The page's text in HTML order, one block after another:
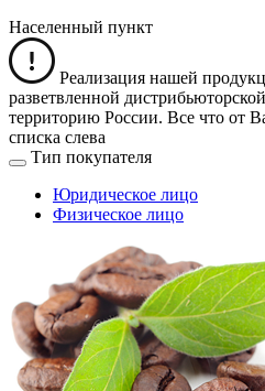
Населенный пункт
Реализация нашей
разветвленной
территорию России. Все что от
списка слева
Тип покупателя
Юридическое лицо
Физическое лицо